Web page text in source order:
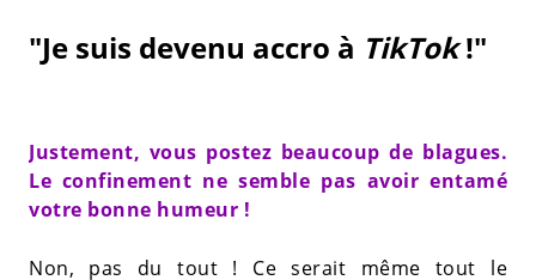
"Je suis devenu accro à TikTok!"
Justement, vous postez beaucoup de blagues.
Le confinement ne semble pas avoir entamé
votre bonne humeur !
Non, pas du tout ! Ce serait même tout le